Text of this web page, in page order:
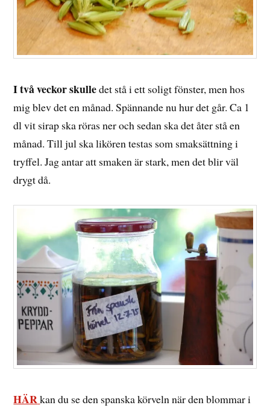
I två veckor skulledet stå i ett soligt fönster, men hos
mig blev det en månad. Spännande nu hur det går. Ca 1
dl vit sirap ska röras ner och sedan ska det åter stå en
månad. Till jul ska likören testas som smaksättning i
tryffel. Jag antar att smaken är stark, men det blir väl
drygt då.
HÄRkan du se den spanska körveln när den blommar i